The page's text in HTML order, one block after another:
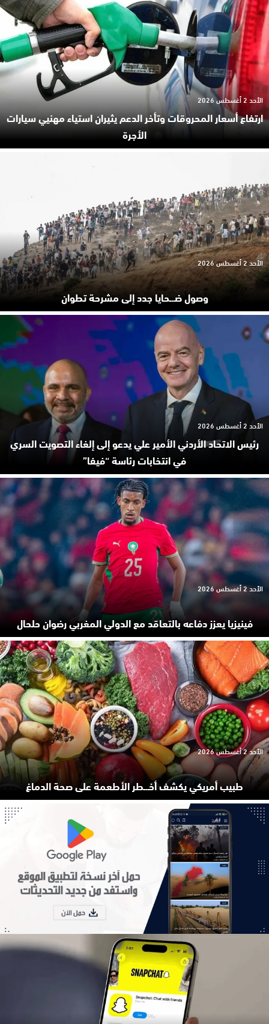
ارتفاع أسعار المحروقات وتأخر الدعم يثيران استياء مهنيي سيارات
الأجرة
الأحد 2 أغسطس 2026
وصول ضـ.ـحايا جدد إلى مشرحة تطوان
الأحد 2 أغسطس 2026
رئيس الاتحاد الأردني الأمير علي يدعو إلى إلغاء التصويت السري
في انتخابات رئاسة “فيفا”
الأحد 2 أغسطس 2026
فينيزيا يعزز دفاعه بالتعاقد مع الدولي المغربي رضوان حلحال
الأحد 2 أغسطس 2026
طبيب أمريكي يكشف أخـ.ـطر الأطعمة على صحة الدماغ
الأحد 2 أغسطس 2026